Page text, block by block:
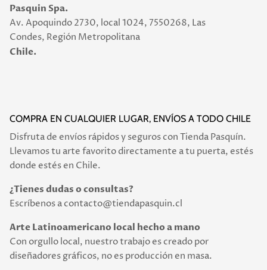
Pasquin Spa.
Av. Apoquindo 2730, local 1024, 7550268, Las
Condes, Región Metropolitana
Chile.
COMPRA EN CUALQUIER LUGAR, ENVÍOS A TODO CHILE
Disfruta de envíos rápidos y seguros con Tienda Pasquín.
Llevamos tu arte favorito directamente a tu puerta, estés
donde estés en Chile.
¿Tienes dudas o consultas?
Escríbenos a contacto@tiendapasquin.cl
Arte Latinoamericano local hecho a mano
Con orgullo local, nuestro trabajo es creado por
diseñadores gráficos, no es producción en masa.